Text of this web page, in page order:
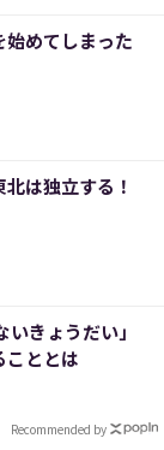
始めてしまった
は独立する！
きょうだい」
こととは
Recommended by